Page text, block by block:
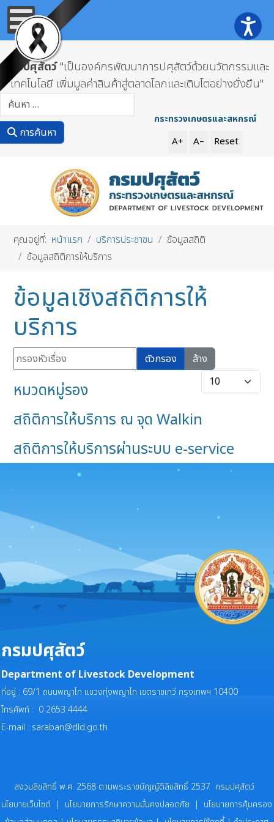
กรมปศุสัตว์"เป็นองค์กรพัฒนาการปศุสัตว์ด้วยนวัตกรรมและ
เทคโนโลยี เพิ่มมูลค่าสินค้าสู่ตลาดโลกและเติบโตอย่างยั่งยืน"
การค้นหา
กระทรวงเกษตรและสหกรณ์
A+ A– Reset
คุณอยู่ที่: หน้าแรก บริการประชาชน
ข้อมูลสถิติ
ข้อมูลสถิติการให้บริการ
ข้อมูลเชิงสถิติการให้
บริการ
กรองหัวเรื่อง ตัวกรอง
ล้าง
แสดง #
หมวดหมู่รอง
สถิติการให้บริการ ณ จุด Walkin
สถิติการให้บริการผ่านระบบ e-service
กรมปศุสัตว์
Department of Livestock Development
ที่อยู่ : 69/1 ถนนพญาไท แขวงทุ่งพญาไท เขตราชเทวี กรุงเทพฯ 10400
โทรศัพท์ : 0 2653 4444
E-mail : saraban@dld.go.th
สงวนลิขสิทธิ์ พ.ศ. 2568 ตามพระราชบัญญัติลิขสิทธิ์ 2537 กรมปศุสัตว์
นโยบายเว็บไซต์ | นโยบายการรักษาความมั่นคงปลอดภัย | นโยบายการคุ้มครอง